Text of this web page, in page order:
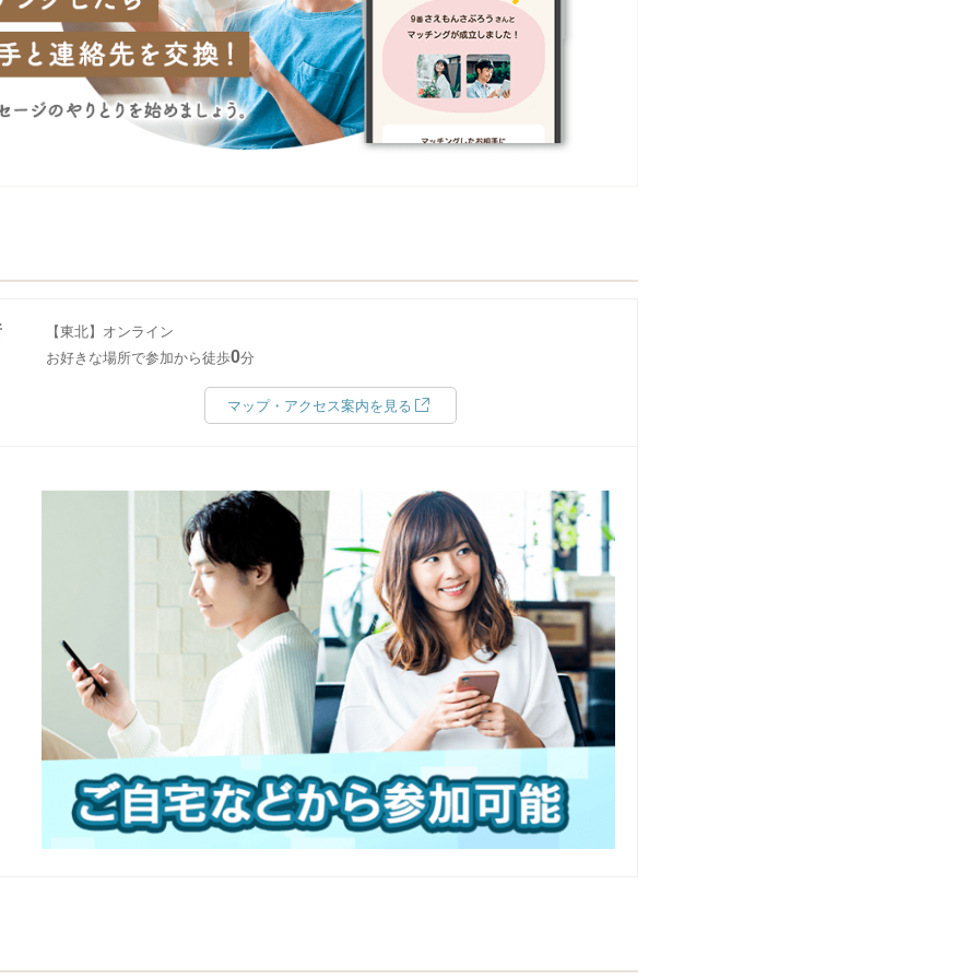
【東北】オンライン
お好きな場所で参加から徒歩0分
マップ・アクセス案内を見る